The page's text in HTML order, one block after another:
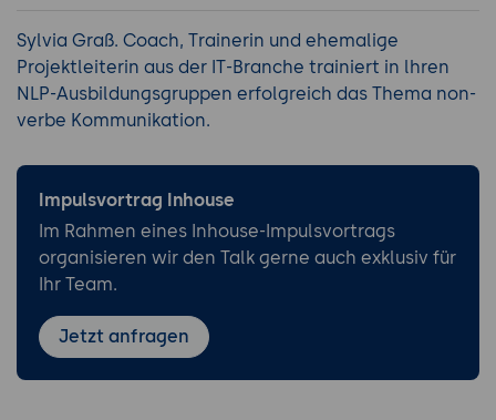
Sylvia Graß. Coach, Trainerin und ehemalige
Projektleiterin aus der IT-Branche trainiert in lhren
NLP-Ausbildungsgruppen erfolgreich das Thema non-
verbe Kommunikation.
Impulsvortrag Inhouse
Im Rahmen eines Inhouse-Impulsvortrags
organisieren wir den Talk gerne auch exklusiv für
Ihr Team.
Jetzt anfragen